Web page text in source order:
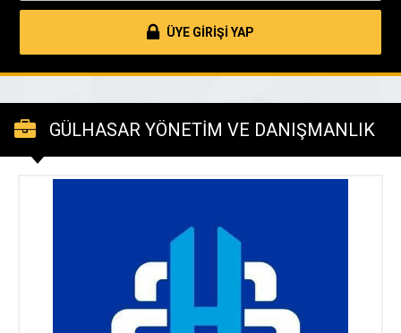
ÜYE GİRİŞİ YAP
GÜLHASAR YÖNETİM VE DANIŞMANLIK